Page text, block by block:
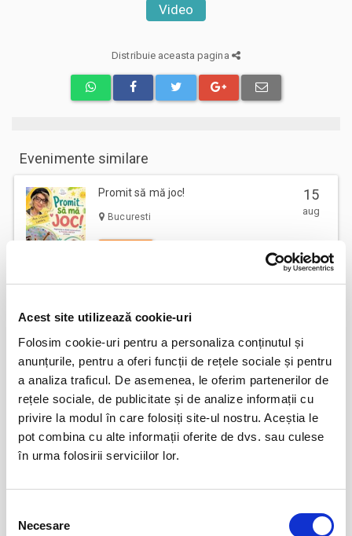
Acest site utilizează cookie-uri
Folosim cookie-uri pentru a personaliza conținutul și
anunțurile, pentru a oferi funcții de rețele sociale și pentru
a analiza traficul. De asemenea, le oferim partenerilor de
rețele sociale, de publicitate și de analize informații cu
privire la modul în care folosiți site-ul nostru. Aceștia le
pot combina cu alte informații oferite de dvs. sau culese
în urma folosirii serviciilor lor.
consimțământului
Necesare
Video
Distribuie aceasta pagina
Evenimente similare
Promit să mă joc!
Bucuresti
15
aug
BILETE
Femei bune pentru barbati nebuni
Bucuresti
22
aug
23